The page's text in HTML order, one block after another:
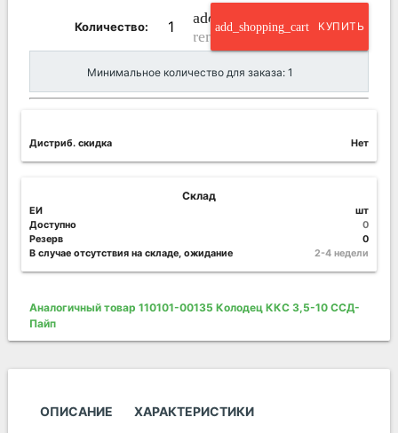
Количество:
add_circle_outline
remove_circle_outline
add_shopping_cart КУПИТЬ
Минимальное количество для заказа: 1
Дистриб. скидка Нет
Склад
ЕИ
шт
Доступно
0
Резерв
0
В случае отсутствия на складе, ожидание
2-4 недели
Аналогичный товар 110101-00135 Колодец ККС 3,5-10 ССД-
Пайп
ОПИСАНИЕ ХАРАКТЕРИСТИКИ